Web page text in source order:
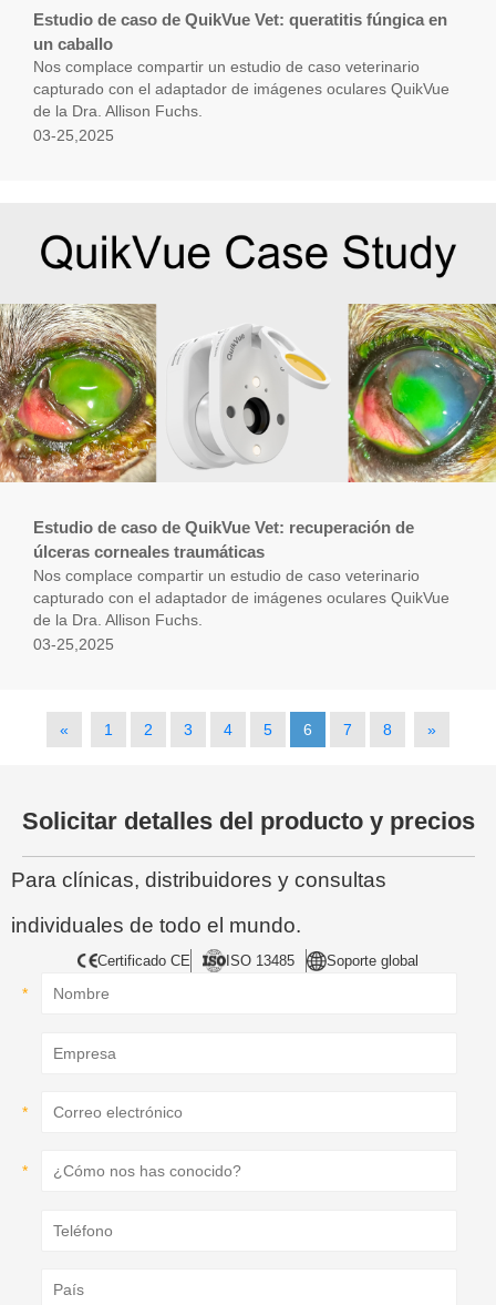
Estudio de caso de QuikVue Vet: queratitis fúngica en
un caballo
Nos complace compartir un estudio de caso veterinario
capturado con el adaptador de imágenes oculares QuikVue
de la Dra. Allison Fuchs.
03-25,2025
Estudio de caso de QuikVue Vet: recuperación de
úlceras corneales traumáticas
Nos complace compartir un estudio de caso veterinario
capturado con el adaptador de imágenes oculares QuikVue
de la Dra. Allison Fuchs.
03-25,2025
« 1 2 3 4 5 6 7 8 »
Solicitar detalles del producto y precios
Para clínicas, distribuidores y consultas
individuales de todo el mundo.
Certificado CE ISO 13485 Soporte global